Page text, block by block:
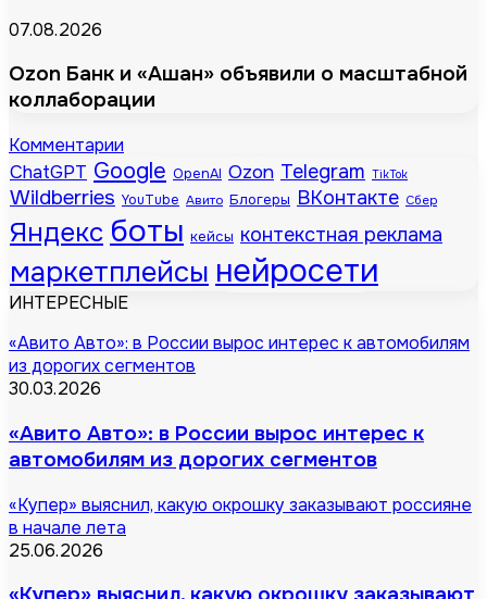
07.08.2026
Ozon Банк и «Ашан» объявили о масштабной
коллаборации
Комментарии
ChatGPT Google OpenAI Ozon Telegram TikTok
Wildberries YouTube Авито Блогеры ВКонтакте Сбер
Яндекс боты кейсы контекстная реклама
маркетплейсы нейросети
ИНТЕРЕСНЫЕ
«Авито Авто»: в России вырос интерес к автомобилям
из дорогих сегментов
30.03.2026
«Авито Авто»: в России вырос интерес к
автомобилям из дорогих сегментов
«Купер» выяснил, какую окрошку заказывают россияне
в начале лета
25.06.2026